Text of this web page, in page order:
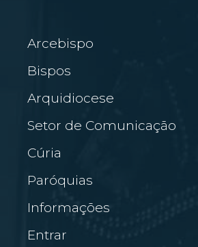
Arcebispo
Bispos
Arquidiocese
Setor de Comunicação
Cúria
Paróquias
Informações
Entrar